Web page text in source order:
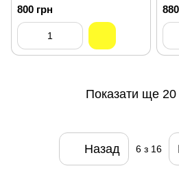
Job 6 розмір 110 50160
800 грн
Показати ще 20
Назад 6з 16